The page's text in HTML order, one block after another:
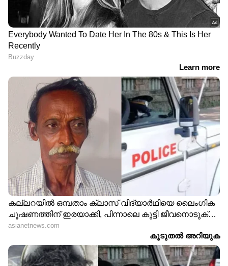
പോരാട്ടം ആരംഭിക്കുന്നത്. ഇത്രയധികം എന്നെ
അധിക്ഷേപിച്ചതിന് അൻസിബാ ഹസൻ ഉത്തരം
പറഞ്ഞേ മതിയാവൂ. നട്ടാൽ കുരുക്കാത്ത കള്ളം
പറയുന്ന ആളുകൾ, പൊതുസമൂഹത്തെ
കാര്യങ്ങളെ ഊതി വീർപ്പിച്ച് വലുതാക്കുന്ന
ഈഗോയുള്ള ആളുകൾ. ഇവരെല്ലാം
സമൂഹത്തിന് അപമാനകരം തന്നെയാണ്.
10 കോടി രൂപയുടെ മാനനഷ്ടം
ആവശ്യപ്പെട്ടുകൊണ്ട് ഹർജി ഫയൽ
ചെയ്യുകയാണ്. സത്യമേവ ജയതേ, ധർമ്മമേവ
ജയതേ
ന : സത്യം അറിയാതെ എനിക്കെതിരെ വ്യാജ
തലക്കെട്ടുകൾ നൽകി യൂ ട്യൂബ് വീഡിയോസും
റിയാക്ഷൻ വീഡിയോസും ചെയ്ത് അരി